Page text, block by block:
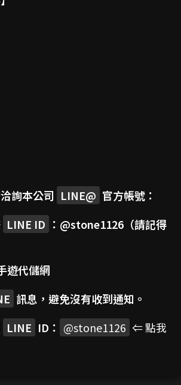
詢本公司 LINE@ 官方帳號：
LINE ID ： @stone1126 （請記得
遊代儲網
訊息，避免沒有收到通知。
LINE ID： @stone1126 ⇐ 點我